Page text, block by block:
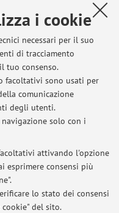
i cookie
necessari per il suo
di tracciamento
tuo consenso.
facoltativi sono usati per
comunicazione
degli utenti.
solo con i
attivando l'opzione
esprimere consensi più
lo stato dei consensi
del sito.
del sito.
Università di Bologna - Via
IVA: 01131710376
Cookie